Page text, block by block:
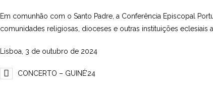
Em comunhão com o Santo Padre, a Conferência Episcopal
comunidades religiosas, dioceses e outras instituições eclesiais
Lisboa, 3 de outubro de 2024
CONCERTO – GUINÉ’24